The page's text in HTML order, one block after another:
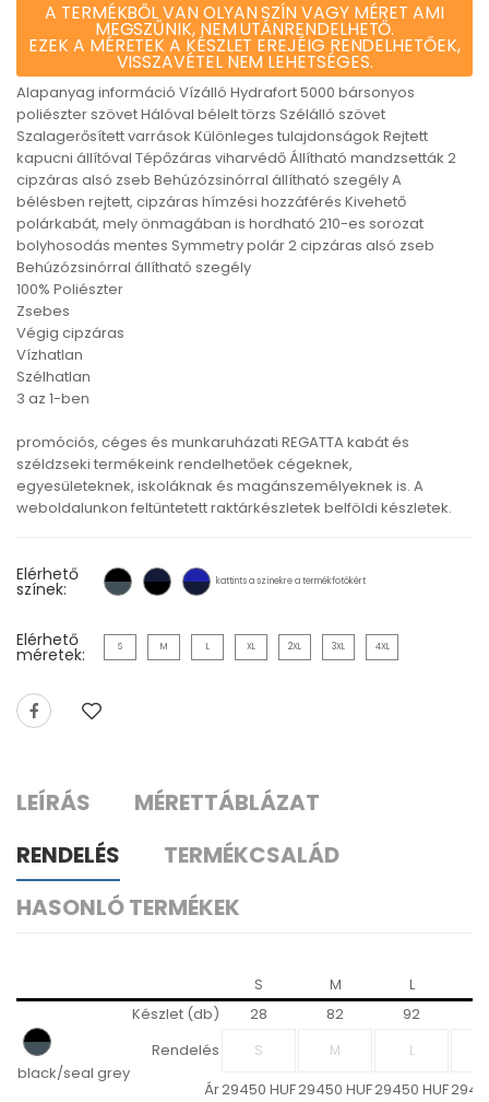
A TERMÉKBŐL VAN OLYAN SZÍN VAGY MÉRET AMI
MEGSZŰNIK, NEM UTÁNRENDELHETŐ.
EZEK A MÉRETEK A KÉSZLET EREJÉIG RENDELHETŐEK,
VISSZAVÉTEL NEM LEHETSÉGES.
Alapanyag információ Vízálló Hydrafort 5000 bársonyos
poliészter szövet Hálóval bélelt törzs Szélálló szövet
Szalagerősített varrások Különleges tulajdonságok Rejtett
kapucni állítóval Tépőzáras viharvédő Állítható mandzsetták 2
cipzáras alsó zseb Behúzózsinórral állítható szegély A
bélésben rejtett, cipzáras hímzési hozzáférés Kivehető
polárkabát, mely önmagában is hordható 210-es sorozat
bolyhosodás mentes Symmetry polár 2 cipzáras alsó zseb
Behúzózsinórral állítható szegély
100% Poliészter
Zsebes
Végig cipzáras
Vízhatlan
Szélhatlan
3 az 1-ben
promóciós, céges és munkaruházati REGATTA kabát és
széldzseki termékeink rendelhetőek cégeknek,
egyesületeknek, iskoláknak és magánszemélyeknek is. A
weboldalunkon feltüntetett raktárkészletek belföldi készletek.
Elérhető
színek: kattints a színekre a termékfotókért
Elérhető
méretek: S M L XL 2XL 3XL 4XL
LEÍRÁS
MÉRETTÁBLÁZAT
RENDELÉS
TERMÉKCSALÁD
HASONLÓ TERMÉKEK
S M L
black/seal grey
Készlet (db) 28 82 92
Rendelés
Ár29450 HUF29450 HUF29450 HUF